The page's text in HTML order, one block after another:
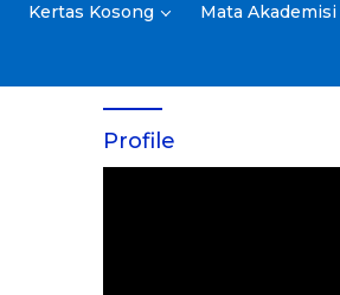
Kertas Kosong Mata Akademisi
Profile